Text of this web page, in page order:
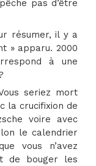
pas d’être
résumer, il y a
» apparu. 2000
à une
seriez mort
la crucifixion de
voire avec
le calendrier
vous n’avez
de bouger les